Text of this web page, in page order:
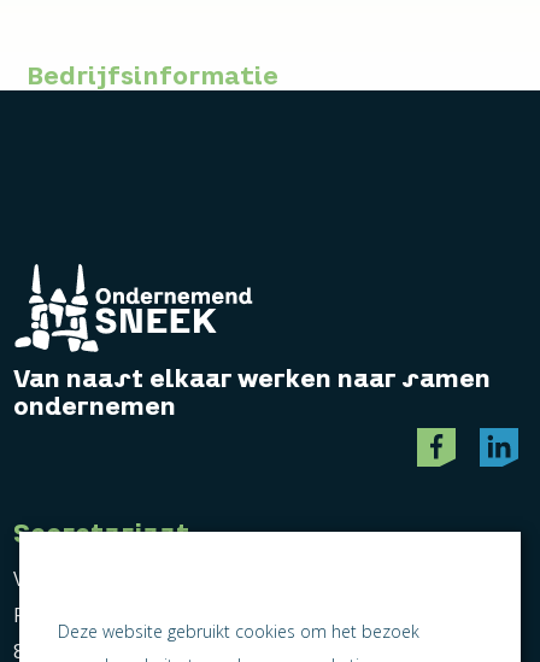
Bedrijfsinformatie
Van naast elkaar werken naar samen
ondernemen
Secretariaat
Vereniging Ondernemend Sneek
Postbus 464
8600 AL Sneek
Deze website gebruikt cookies om het bezoek